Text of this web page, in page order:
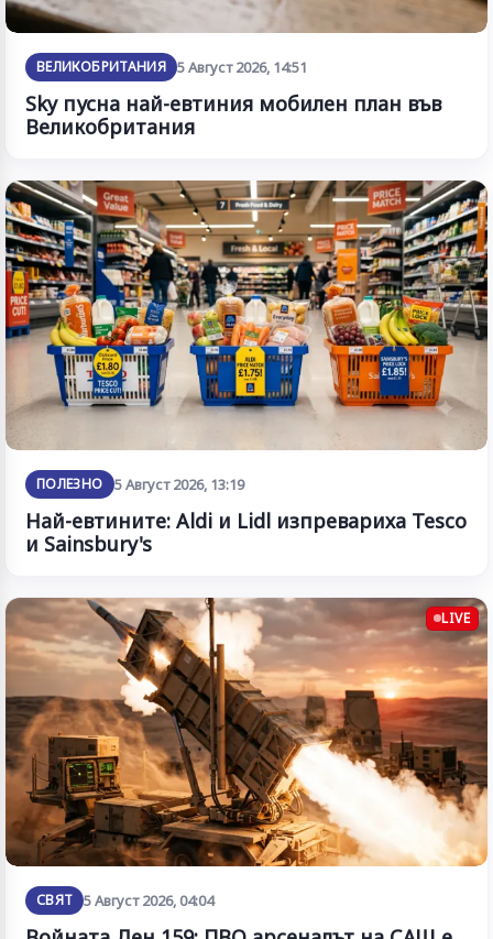
ВЕЛИКОБРИТАНИЯ 5 Август 2026, 14:51
Sky пусна най-евтиния мобилен план във
Великобритания
ПОЛЕЗНО 5 Август 2026, 13:19
Най-евтините: Aldi и Lidl изпревариха Tesco
и Sainsbury's
LIVE
СВЯТ 5 Август 2026, 04:04